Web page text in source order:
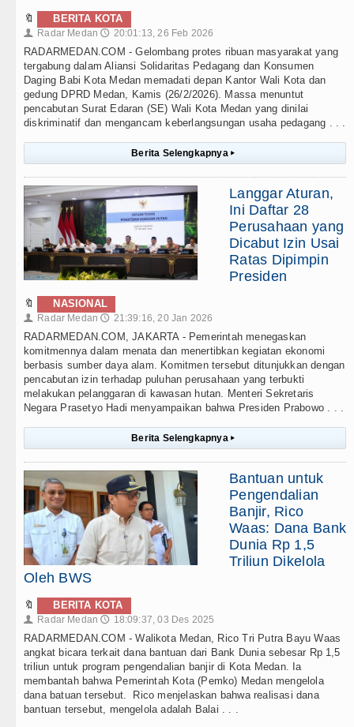
🔖 BERITA KOTA
👤 Radar Medan 🕔 20:01:13, 26 Feb 2026
RADARMEDAN.COM - Gelombang protes ribuan masyarakat yang
tergabung dalam Aliansi Solidaritas Pedagang dan Konsumen
Daging Babi Kota Medan memadati depan Kantor Wali Kota dan
gedung DPRD Medan, Kamis (26/2/2026). Massa menuntut
pencabutan Surat Edaran (SE) Wali Kota Medan yang dinilai
diskriminatif dan mengancam keberlangsungan usaha pedagang . . .
Berita Selengkapnya ▸
Langgar Aturan,
Ini Daftar 28
Perusahaan yang
Dicabut Izin Usai
Ratas Dipimpin
Presiden
🔖 NASIONAL
👤 Radar Medan 🕔 21:39:16, 20 Jan 2026
RADARMEDAN.COM, JAKARTA - Pemerintah menegaskan
komitmennya dalam menata dan menertibkan kegiatan ekonomi
berbasis sumber daya alam. Komitmen tersebut ditunjukkan dengan
pencabutan izin terhadap puluhan perusahaan yang terbukti
melakukan pelanggaran di kawasan hutan. Menteri Sekretaris
Negara Prasetyo Hadi menyampaikan bahwa Presiden Prabowo . . .
Berita Selengkapnya ▸
Bantuan untuk
Pengendalian
Banjir, Rico
Waas: Dana Bank
Dunia Rp 1,5
Triliun Dikelola
Oleh BWS
🔖 BERITA KOTA
👤 Radar Medan 🕔 18:09:37, 03 Des 2025
RADARMEDAN.COM - Walikota Medan, Rico Tri Putra Bayu Waas
angkat bicara terkait dana bantuan dari Bank Dunia sebesar Rp 1,5
triliun untuk program pengendalian banjir di Kota Medan. Ia
membantah bahwa Pemerintah Kota (Pemko) Medan mengelola
dana batuan tersebut. Rico menjelaskan bahwa realisasi dana
bantuan tersebut, mengelola adalah Balai . . .